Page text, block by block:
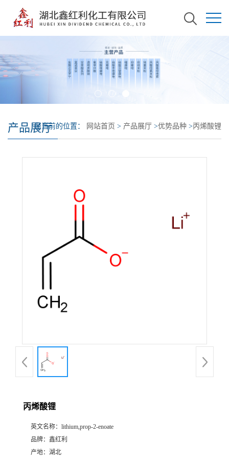
产品展厅您当前的位置： 网站首页 > 产品展厅 >优势品种 >丙烯酸锂
丙烯酸锂
英文名称： lithium,prop-2-enoate
品牌： 鑫红利
产地： 湖北